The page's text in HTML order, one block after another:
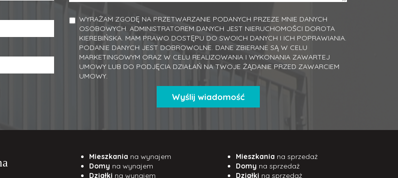
WYRAŻAM ZGODĘ NA PRZETWARZANIE PODANYCH PRZEZE MNIE DANYCH
OSOBOWYCH. ADMINISTRATOREM DANYCH JEST NIERUCHOMOŚCI DOROTA
KIEREBIŃSKA. MAM PRAWO DOSTĘPU DO SWOICH DANYCH I ICH POPRAWIANIA.
PODANIE DANYCH JEST DOBROWOLNE. DANE ZBIERANE SĄ W CELU
MARKETINGOWYM ORAZ W CELU REALIZOWANIA I WYKONANIA ZAWARTEJ
UMOWY LUB DO PODJĘCIA DZIAŁAŃ NA TWOJE ŻĄDANIE PRZED ZAWARCIEM
UMOWY.
Mieszkania na wynajem
Domy na wynajem
Działki na wynajem
Mieszkania na sprzedaż
Domy na sprzedaż
Działki na sprzedaż